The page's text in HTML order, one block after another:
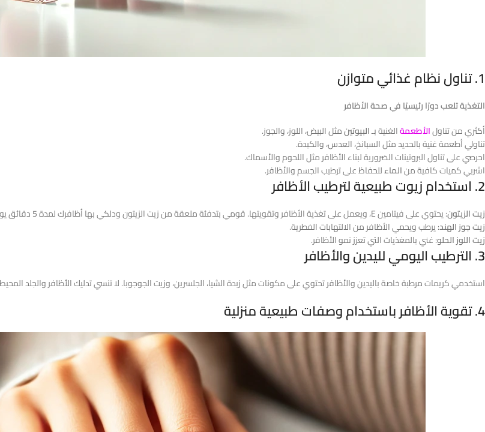
1. تناول نظام غذائي متوازن
التغذية تلعب دورًا رئيسيًا في صحة الأظافر
أكثري من تناولالأطعمةالغنية بـالبيوتينمثل البيض، اللوز، والجوز.
تناولي أطعمة غنية بالحديد مثل السبانخ، العدس، والكبدة.
احرصي على تناول البروتينات الضرورية لبناء الأظافر مثل اللحوم والأسماك.
اشربي كميات كافية منالماءللحفاظ على ترطيب الجسم والأظافر.
2. استخدام زيوت طبيعية لترطيب الأظافر
زيت الزيتون: يحتوي على فيتامين E، ويعمل على تغذية الأظافر وتقويتها. قومي بتدفئة ملعقة من زيت الزيتون ودلكي بها أظافرك لمدة 5 دقائق يوميًا.
زيت جوز الهند: يرطب ويحمي الأظافر من الالتهابات الفطرية.
زيت اللوز الحلو: غني بالمغذيات التي تعزز نمو الأظافر.
3. الترطيب اليومي لليدين والأظافر
استخدمي كريمات مرطبة خاصة باليدين والأظافر تحتوي على مكونات مثل زبدة الشيا، الجلسرين، وزيت الجوجوبا. لا تنسي تدليك الأظافر والجلد المحيط
4. تقوية الأظافر باستخدام وصفات طبيعية منزلية